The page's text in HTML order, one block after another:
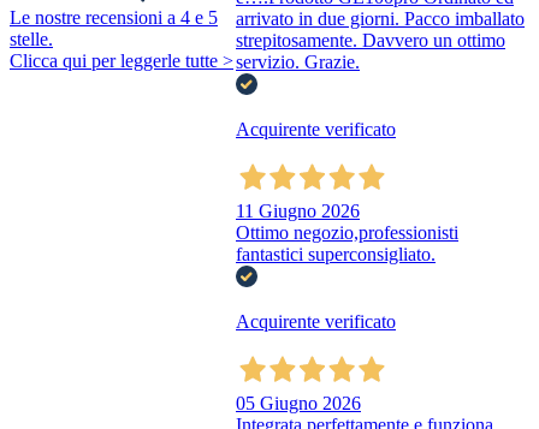
Le nostre recensioni a 4 e 5
stelle.
Clicca qui per leggerle tutte >
arrivato in due giorni. Pacco imballato
strepitosamente. Davvero un ottimo
servizio. Grazie.
Acquirente verificato
11 Giugno 2026
Ottimo negozio,professionisti
fantastici superconsigliato.
Acquirente verificato
05 Giugno 2026